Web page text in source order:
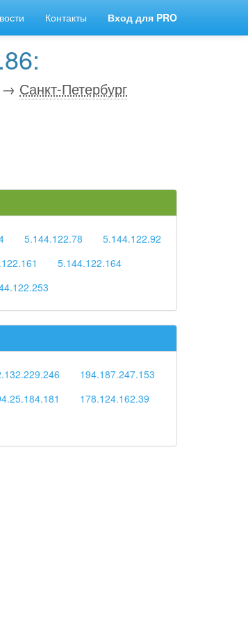
Контакты Вход для PRO
→ Санкт-Петербург
5.144.122.78
5.144.122.92
5.144.122.164
194.187.247.153
178.124.162.39